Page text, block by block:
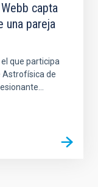
capta
una pareja
que participa
Astrofísica de